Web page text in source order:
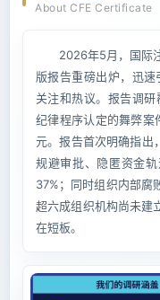
About CFE Certificate
2026年5月，国际
版报告重磅出炉，迅
关注和热议。报告调
纪律程序认定的舞弊案
元。报告首次明确指出
规避审批、隐匿资金
37%；同时组织内部腐
超六成组织机构尚未建
在短板。